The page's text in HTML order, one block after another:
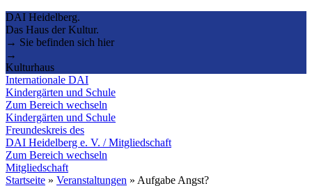
DAI Heidelberg.
Das Haus der Kultur.
→ Sie befinden sich hier
→
Kulturhaus
Internationale DAI
Kindergärten und Schule
Zum Bereich wechseln
Kindergärten und Schule
Freundeskreis des
DAI Heidelberg e. V. / Mitgliedschaft
Zum Bereich wechseln
Mitgliedschaft
Startseite » Veranstaltungen » Aufgabe Angst?